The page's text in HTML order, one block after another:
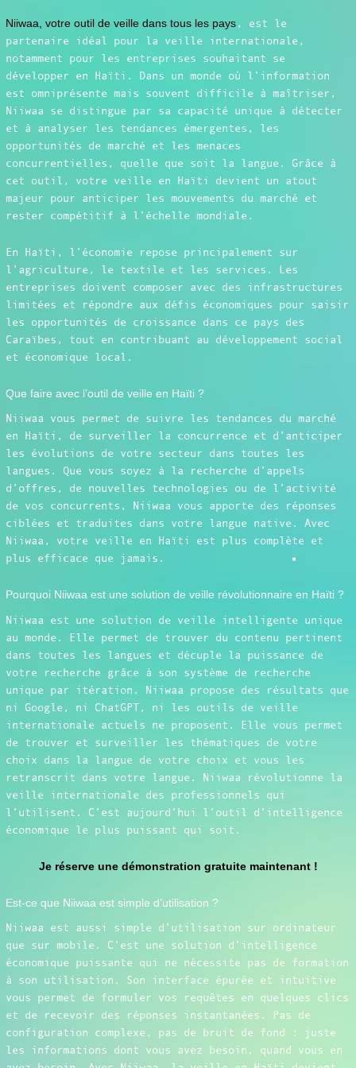
Niiwaa, votre outil de veille dans tous les pays , est le
partenaire idéal pour la veille internationale,
notamment pour les entreprises souhaitant se
développer en Haïti. Dans un monde où l’information
est omniprésente mais souvent difficile à maîtriser,
Niiwaa se distingue par sa capacité unique à détecter
et à analyser les tendances émergentes, les
opportunités de marché et les menaces
concurrentielles, quelle que soit la langue. Grâce à
cet outil, votre veille en Haïti devient un atout
majeur pour anticiper les mouvements du marché et
rester compétitif à l’échelle mondiale.
En Haïti, l’économie repose principalement sur
l’agriculture, le textile et les services. Les
entreprises doivent composer avec des infrastructures
limitées et répondre aux défis économiques pour saisir
les opportunités de croissance dans ce pays des
Caraïbes, tout en contribuant au développement social
et économique local.
Que faire avec l’outil de veille en Haïti ?
Niiwaa vous permet de suivre les tendances du marché
en Haïti, de surveiller la concurrence et d’anticiper
les évolutions de votre secteur dans toutes les
langues. Que vous soyez à la recherche d’appels
d’offres, de nouvelles technologies ou de l’activité
de vos concurrents, Niiwaa vous apporte des réponses
ciblées et traduites dans votre langue native. Avec
Niiwaa, votre veille en Haïti est plus complète et
plus efficace que jamais.
Pourquoi Niiwaa est une solution de veille révolutionnaire en Haïti ?
Niiwaa est une solution de veille intelligente unique
au monde. Elle permet de trouver du contenu pertinent
dans toutes les langues et décuple la puissance de
votre recherche grâce à son système de recherche
unique par itération. Niiwaa propose des résultats que
ni Google, ni ChatGPT, ni les outils de veille
internationale actuels ne proposent. Elle vous permet
de trouver et surveiller les thématiques de votre
choix dans la langue de votre choix et vous les
retranscrit dans votre langue. Niiwaa révolutionne la
veille internationale des professionnels qui
l’utilisent. C’est aujourd’hui l’outil d’intelligence
économique le plus puissant qui soit.
Je réserve une démonstration gratuite maintenant !
Est-ce que Niiwaa est simple d’utilisation ?
Niiwaa est aussi simple d’utilisation sur ordinateur
que sur mobile. C’est une solution d’intelligence
économique puissante qui ne nécessite pas de formation
à son utilisation. Son interface épurée et intuitive
vous permet de formuler vos requêtes en quelques clics
et de recevoir des réponses instantanées. Pas de
configuration complexe, pas de bruit de fond : juste
les informations dont vous avez besoin, quand vous en